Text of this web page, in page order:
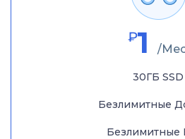
₽1 /
30ГБ SSD
Безлимитные
Безлимитные